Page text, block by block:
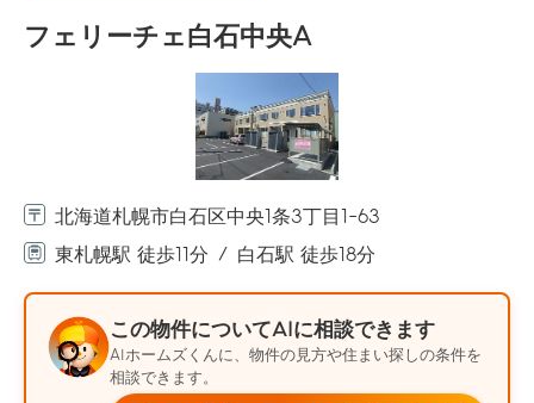
フェリーチェ白石中央A
北海道札幌市白石区中央1条3丁目1-63
東札幌駅 徒歩11分
白石駅 徒歩18分
この物件についてAIに相談できます
AIホームズくんに、物件の見方や住まい探しの条件を
相談できます。